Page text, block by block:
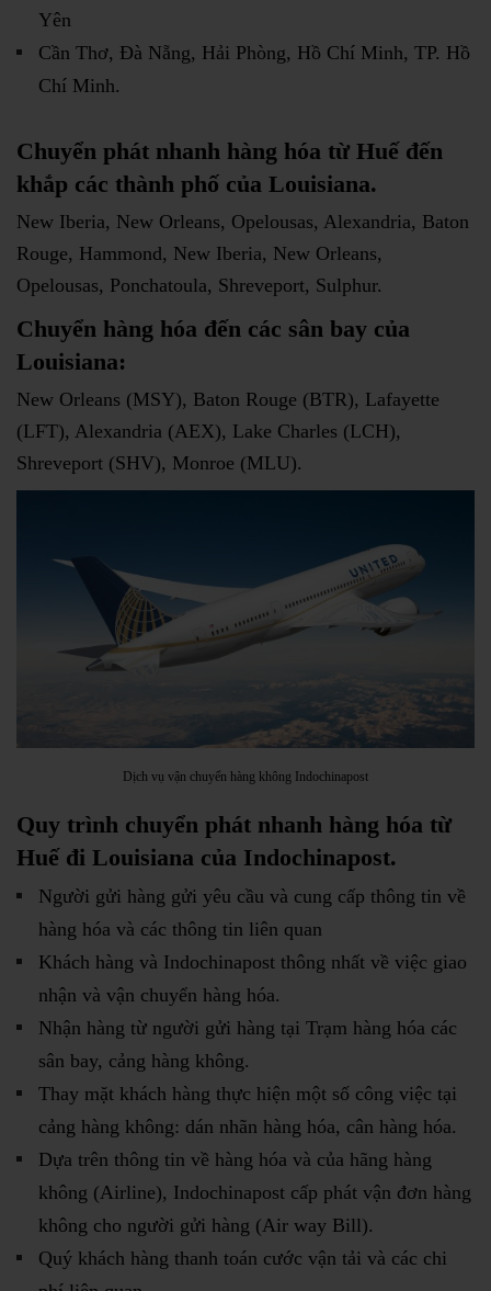
Yên
Cần Thơ, Đà Nẵng, Hải Phòng, Hồ Chí Minh, TP. Hồ
Chí Minh.
Chuyển phát nhanh hàng hóa từ Huế đến
khắp các thành phố của Louisiana.
New Iberia, New Orleans, Opelousas, Alexandria, Baton
Rouge, Hammond, New Iberia, New Orleans,
Opelousas, Ponchatoula, Shreveport, Sulphur.
Chuyển hàng hóa đến các sân bay của
Louisiana:
New Orleans (MSY), Baton Rouge (BTR), Lafayette
(LFT), Alexandria (AEX), Lake Charles (LCH),
Shreveport (SHV), Monroe (MLU).
Dịch vụ vận chuyển hàng không Indochinapost
Quy trình chuyển phát nhanh hàng hóa từ
Huế đi Louisiana của Indochinapost.
Người gửi hàng gửi yêu cầu và cung cấp thông tin về
hàng hóa và các thông tin liên quan
Khách hàng và Indochinapost thông nhất về việc giao
nhận và vận chuyển hàng hóa.
Nhận hàng từ người gửi hàng tại Trạm hàng hóa các
sân bay, cảng hàng không.
Thay mặt khách hàng thực hiện một số công việc tại
cảng hàng không: dán nhãn hàng hóa, cân hàng hóa.
Dựa trên thông tin về hàng hóa và của hãng hàng
không (Airline), Indochinapost cấp phát vận đơn hàng
không cho người gửi hàng (Air way Bill).
Quý khách hàng thanh toán cước vận tải và các chi